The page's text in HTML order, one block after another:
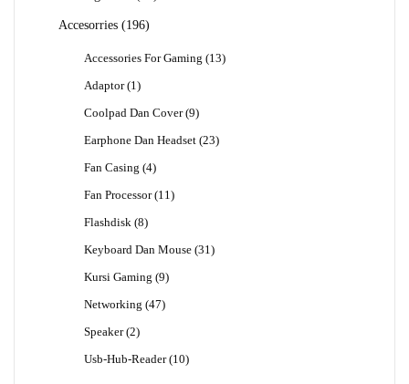
Accesorries
196196
Accessories For Gaming 1313
Adaptor 1 1
Coolpad Dan Cover 99
Earphone Dan Headset 2323
Fan Casing 44
Fan Processor 11 11
Flashdisk 88
Keyboard Dan Mouse 31 31
Kursi Gaming 99
Networking 4747
Speaker 22
Usb-Hub-Reader 1010